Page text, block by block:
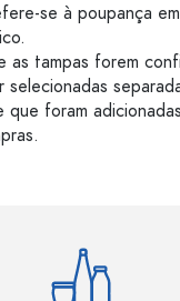
se à poupança
as tampas forem
selecionadas
foram